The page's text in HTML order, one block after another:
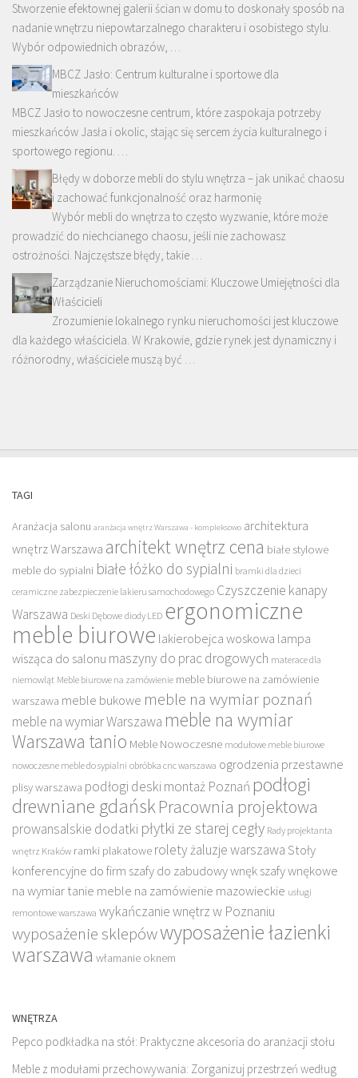
Stworzenie efektownej galerii ścian w domu to doskonały sposób na
nadanie wnętrzu niepowtarzalnego charakteru i osobistego stylu.
Wybór odpowiednich obrazów, …
MBCZ Jasło: Centrum kulturalne i sportowe dla
mieszkańców
MBCZ Jasło to nowoczesne centrum, które zaspokaja potrzeby
mieszkańców Jasła i okolic, stając się sercem życia kulturalnego i
sportowego regionu. …
Błędy w doborze mebli do stylu wnętrza – jak unikać chaosu
i zachować funkcjonalność oraz harmonię
Wybór mebli do wnętrza to często wyzwanie, które może
prowadzić do niechcianego chaosu, jeśli nie zachowasz
ostrożności. Najczęstsze błędy, takie …
Zarządzanie Nieruchomościami: Kluczowe Umiejętności dla
Właścicieli
Zrozumienie lokalnego rynku nieruchomości jest kluczowe
dla każdego właściciela. W Krakowie, gdzie rynek jest dynamiczny i
różnorodny, właściciele muszą być …
TAGI
Aranżacja salonu aranżacja wnętrz Warszawa - kompleksowo architektura
wnętrz Warszawa architekt wnętrz cena białe stylowe
meble do sypialni białe łóżko do sypialni bramki dla dzieci
ceramiczne zabezpieczenie lakieru samochodowego Czyszczenie kanapy
Warszawa Deski Dębowe diody LED ergonomiczne
meble biurowe lakierobejca woskowa lampa
wisząca do salonu maszyny do prac drogowych materace dla
niemowląt Meble biurowe na zamówienie meble biurowe na zamówienie
warszawa meble bukowe meble na wymiar poznań
meble na wymiar Warszawa meble na wymiar
Warszawa tanio Meble Nowoczesne modułowe meble biurowe
nowoczesne meble do sypialni obróbka cnc warszawa ogrodzenia przestawne
plisy warszawa podłogi deski montaż Poznań podłogi
drewniane gdańskPracownia projektowa
prowansalskie dodatki płytki ze starej cegły Rady projektanta
wnętrz Kraków ramki plakatowe rolety żaluzje warszawa Stoły
konferencyjne do firm szafy do zabudowy wnęk szafy wnękowe
na wymiar tanie meble na zamówienie mazowieckie usługi
remontowe warszawa wykańczanie wnętrz w Poznaniu
wyposażenie sklepówwyposażenie łazienki
warszawa włamanie oknem
WNĘTRZA
Pepco podkładka na stół: Praktyczne akcesoria do aranżacji stołu
Meble z modułami przechowywania: Zorganizuj przestrzeń według